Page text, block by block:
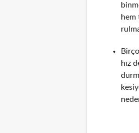
hem
hız